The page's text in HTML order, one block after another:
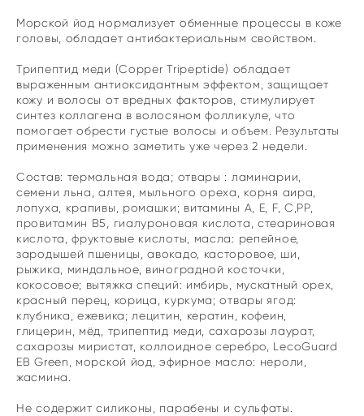
Морской йод нормализует обменные процессы в коже
головы, обладает антибактериальным свойством.
Трипептид меди (Copper Tripeptide) обладает
выраженным антиоксидантным эффектом, защищает
кожу и волосы от вредных факторов, стимулирует
синтез коллагена в волосяном фолликуле, что
помогает обрести густые волосы и объем. Результаты
применения можно заметить уже через 2 недели.
Состав: термальная вода; отвары : ламинарии,
семени льна, алтея, мыльного ореха, корня аира,
лопуха, крапивы, ромашки; витамины А, Е, F, С,РР,
провитамин В5, гиалуроновая кислота, стеариновая
кислота, фруктовые кислоты, масла: репейное,
зародышей пшеницы, авокадо, касторовое, ши,
рыжика, миндальное, виноградной косточки,
кокосовое; вытяжка специй: имбирь, мускатный орех,
красный перец, корица, куркума; отвары ягод:
клубника, ежевика; лецитин, кератин, кофеин,
глицерин, мёд, трипептид меди, сахарозы лаурат,
сахарозы миристат, коллоидное серебро, LecoGuard
EB Green, морской йод, эфирное масло: нероли,
жасмина.
Не содержит силиконы, парабены и сульфаты.